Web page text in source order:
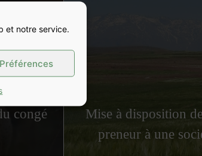
et notre service.
Préférences
congé
Mise à disposition
preneur à une